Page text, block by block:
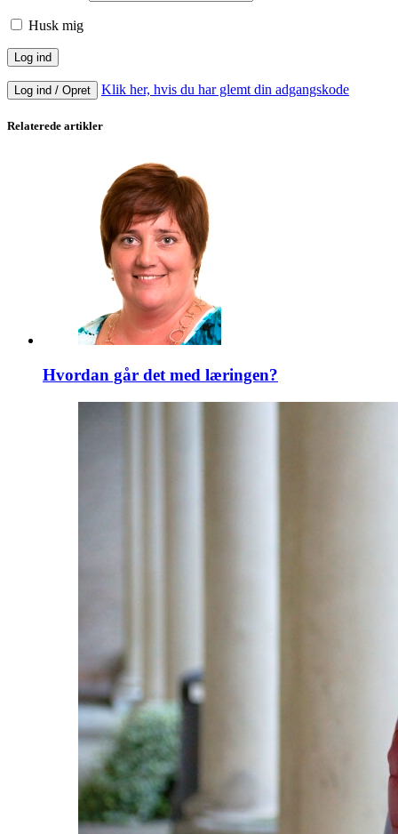
Husk mig
Log ind / Opret Klik her, hvis du har glemt din adgangskode
Relaterede artikler
Hvordan går det med læringen?